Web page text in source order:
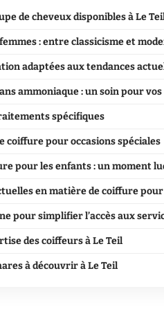
de cheveux disponibles à Le
: entre classicisme et
adaptées aux tendances
ammoniaque : un soin pour
spécifiques
coiffure pour occasions spéciales
pour les enfants : un moment
en matière de coiffure
pour simplifier l’accès aux
des coiffeurs à Le Teil
à découvrir à Le Teil